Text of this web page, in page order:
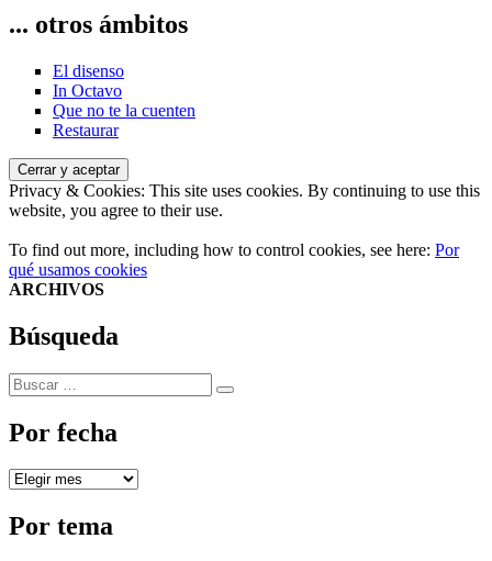
... otros ámbitos
El disenso
In Octavo
Que no te la cuenten
Restaurar
Privacy & Cookies: This site uses cookies. By continuing to use this
website, you agree to their use.
To find out more, including how to control cookies, see here: Por
qué usamos cookies
ARCHIVOS
Búsqueda
Buscar
por:
Buscar
Por fecha
Por
Por tema